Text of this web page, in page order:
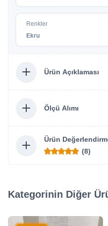
Renkler
Ekru
Ürün Açıklaması
Ölçü Alımı
Ürün
(8)
Kategorinin Diğer